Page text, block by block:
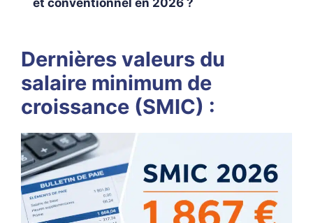
et conventionnel en 2026 ?
Dernières valeurs du
salaire minimum de
croissance (SMIC) :